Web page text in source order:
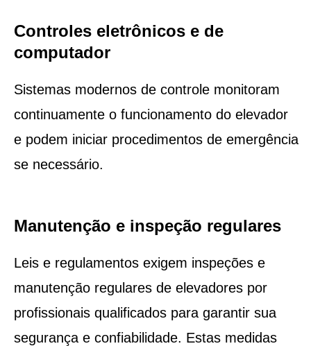
Controles eletrônicos e de
computador
Sistemas modernos de controle monitoram
continuamente o funcionamento do elevador
e podem iniciar procedimentos de emergência
se necessário.
Manutenção e inspeção regulares
Leis e regulamentos exigem inspeções e
manutenção regulares de elevadores por
profissionais qualificados para garantir sua
segurança e confiabilidade. Estas medidas